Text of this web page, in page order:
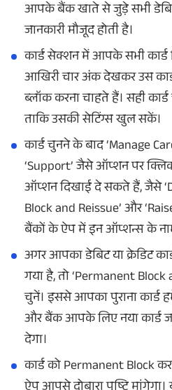
आपके बैंक खाते से जुड़े सभी
जानकारी मौजूद होती है।
कार्ड सेक्शन में आपके सभी कार्ड
आखिरी चार अंक देखकर उस
ब्लॉक करना चाहते हैं। सही
ताकि उसकी सेटिंग्स खुल सकें।
कार्ड चुनने के बाद ‘Manage
‘Support’ जैसे ऑप्शन पर
ऑप्शन दिखाई दे सकते हैं, जैसे
Block and Reissue’ और
बैंकों के ऐप में इन ऑप्शन्स के
अगर आपका डेबिट या क्रेडिट
गया है, तो ‘Permanent
चुनें। इससे आपका पुराना कार्ड
और बैंक आपके लिए नया कार्ड
देगा।
कार्ड को Permanent Block